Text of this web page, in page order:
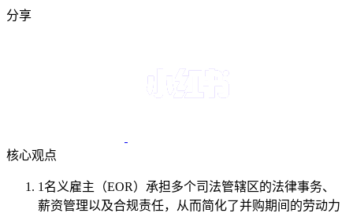
分享
核心观点
1 名义雇主（EOR）承担多个司法管辖区的法律事务、
薪资管理以及合规责任，从而简化了并购期间的劳动力